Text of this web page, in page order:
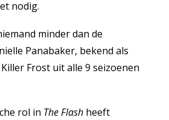
nodig.
minder dan de
Panabaker, bekend als
Frost uit alle 9 seizoenen
rol in The Flash heeft